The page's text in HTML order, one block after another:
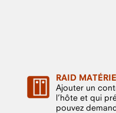
RAID
Ajouter un
l’hôte et qui
pouvez